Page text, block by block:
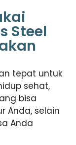
Steel
tepat untuk
sehat,
bisa
Anda, selain
Anda